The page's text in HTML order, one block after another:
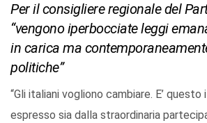
Per il consigliere regionale del
“vengono iperbocciate leggi
in carica ma
politiche”
“Gli italiani vogliono cambiare. E’ questo
espresso sia dalla straordinaria